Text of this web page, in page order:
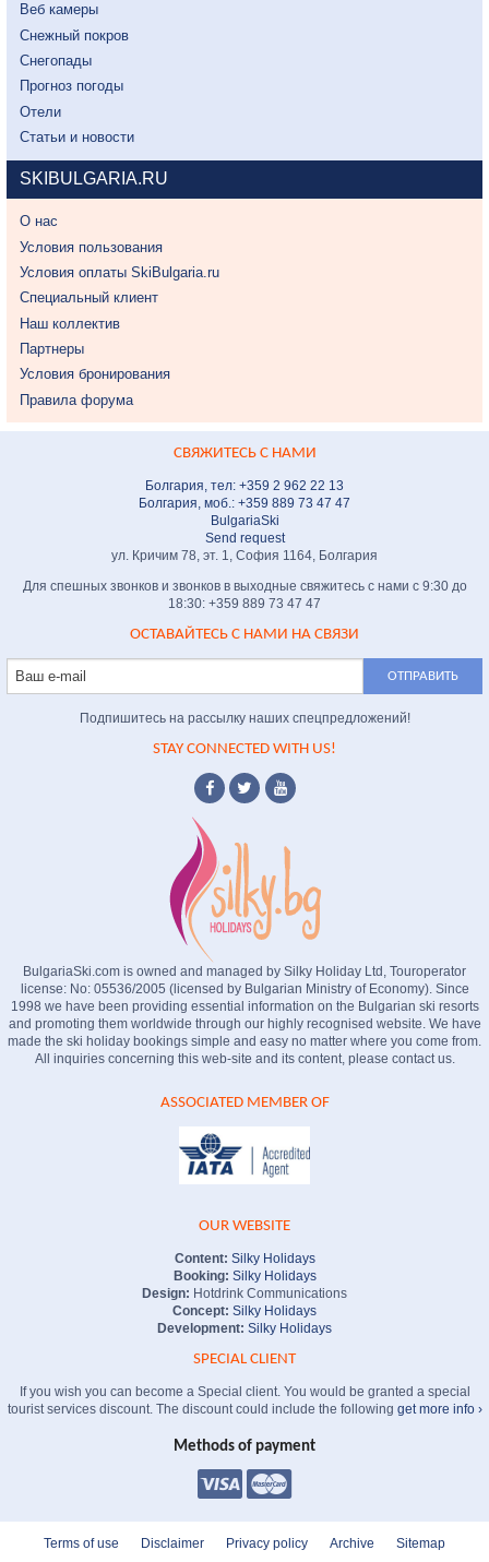
Веб камеры
Снежный покров
Снегопады
Прогноз погоды
Отели
Статьи и новости
SKIBULGARIA.RU
О нас
Условия пользования
Условия оплаты SkiBulgaria.ru
Специальный клиент
Наш коллектив
Партнеры
Условия бронирования
Правила форума
СВЯЖИТЕСЬ С НАМИ
Болгария, тел: +359 2 962 22 13
Болгария, моб.: +359 889 73 47 47
BulgariaSki
Send request
ул. Кричим 78, эт. 1, София 1164, Болгария
Для спешных звонков и звонков в выходные свяжитесь с нами с 9:30 до
18:30: +359 889 73 47 47
ОСТАВАЙТЕСЬ С НАМИ НА СВЯЗИ
Подпишитесь на рассылку наших спецпредложений!
STAY CONNECTED WITH US!
BulgariaSki.com is owned and managed by Silky Holiday Ltd, Touroperator
license: No: 05536/2005 (licensed by Bulgarian Ministry of Economy). Since
1998 we have been providing essential information on the Bulgarian ski resorts
and promoting them worldwide through our highly recognised website. We have
made the ski holiday bookings simple and easy no matter where you come from.
All inquiries concerning this web-site and its content, please contact us.
ASSOCIATED MEMBER OF
OUR WEBSITE
Content: Silky Holidays
Booking: Silky Holidays
Design: Hotdrink Communications
Concept: Silky Holidays
Development: Silky Holidays
SPECIAL CLIENT
If you wish you can become a Special client. You would be granted a special
tourist services discount. The discount could include the following get more info ›
Methods of payment
Terms of use Disclaimer Privacy policy Archive
Sitemap